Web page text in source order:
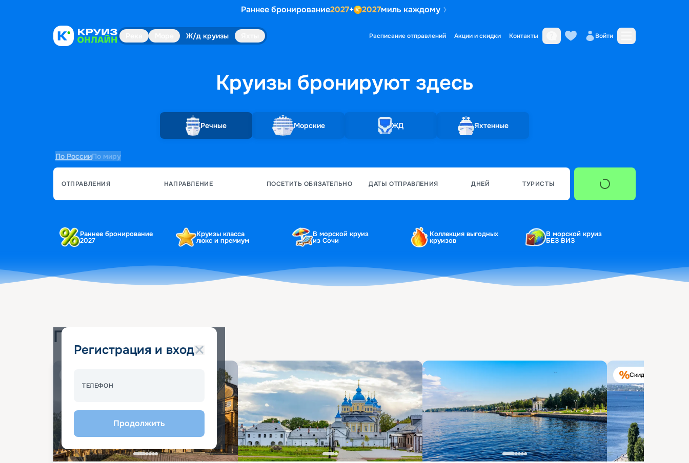
Раннее бронирование2027+ 2027миль каждому
Ж/д круизы Расписание отправлений Акции и скидки Контакты Войти
Круизы бронируютздесь
Речные Морские ЖД Яхтенные
По РоссииПо миру
ОТПРАВЛЕНИЯ НАПРАВЛЕНИЕ ПОСЕТИТЬ ОБЯЗАТЕЛЬНО ДАТЫ ОТПРАВЛЕНИЯ ДНЕЙ ТУРИСТЫ
Раннее бронирование
2027
Круизы класса
люкс и премиум
В морской круиз
из Сочи
Коллекция выгодных
круизов
В морской круиз
БЕЗ ВИЗ
Регистрация и вход
ТЕЛЕФОН
Продолжить
Популярные круизы
Скидка на круиз